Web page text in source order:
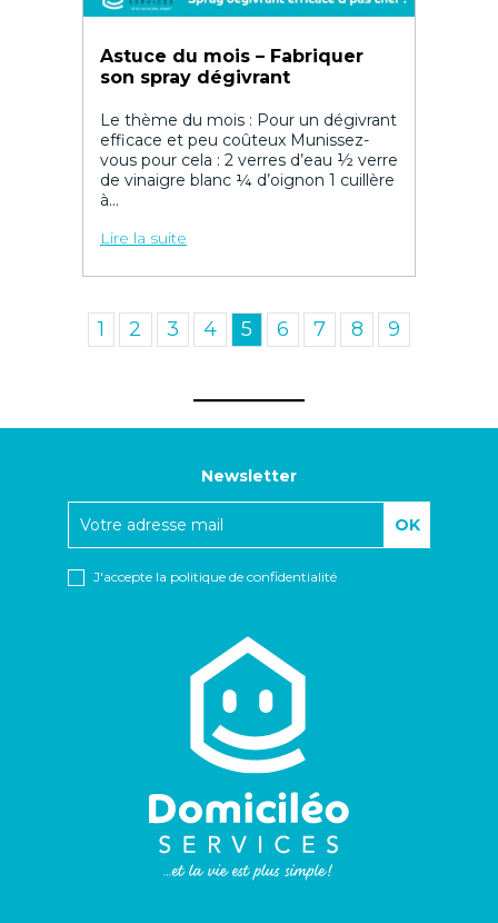
Astuce du mois – Fabriquer
son spray dégivrant
Le thème du mois : Pour un dégivrant
efficace et peu coûteux Munissez-
vous pour cela : 2 verres d’eau ½ verre
de vinaigre blanc ¼ d’oignon 1 cuillère
à...
Lire la suite
1 2 3 4 5 6 7 8 9
Newsletter
J'accepte la politique de confidentialité